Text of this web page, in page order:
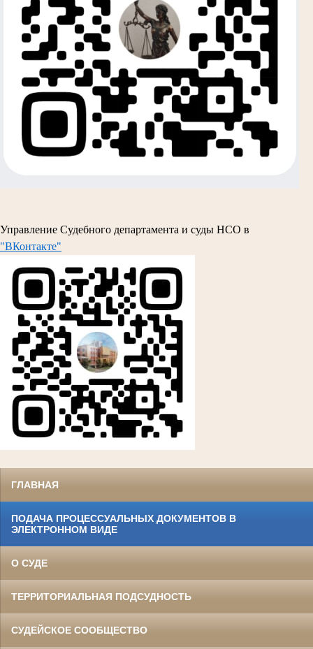
Управление Судебного департамента и суды НСО в
"ВКонтакте"
ГЛАВНАЯ
ПОДАЧА ПРОЦЕССУАЛЬНЫХ ДОКУМЕНТОВ В
ЭЛЕКТРОННОМ ВИДЕ
О СУДЕ
ТЕРРИТОРИАЛЬНАЯ ПОДСУДНОСТЬ
СУДЕЙСКОЕ СООБЩЕСТВО